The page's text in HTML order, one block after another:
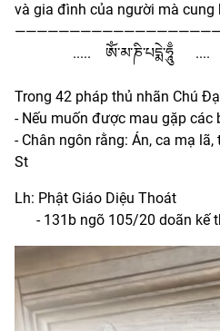
và gia đình của người mà cung
..... ཨོཾ་མ་ཎི་པདྨེ་ཧཱུྃ ....
Trong 42 pháp thủ nhãn Chú
- Nếu muốn được mau gặp các
- Chân ngôn rằng: Án, ca mạ lã,
St
Lh: Phật Giáo Diệu Thoát
- 131b ngõ 105/20 doãn kế